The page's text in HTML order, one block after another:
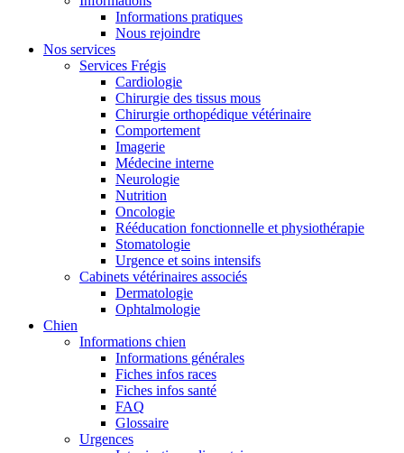
Informations pratiques
Nous rejoindre
Nos services
Services Frégis
Cardiologie
Chirurgie des tissus mous
Chirurgie orthopédique vétérinaire
Comportement
Imagerie
Médecine interne
Neurologie
Nutrition
Oncologie
Rééducation fonctionnelle et physiothérapie
Stomatologie
Urgence et soins intensifs
Cabinets vétérinaires associés
Dermatologie
Ophtalmologie
Chien
Informations chien
Informations générales
Fiches infos races
Fiches infos santé
FAQ
Glossaire
Urgences